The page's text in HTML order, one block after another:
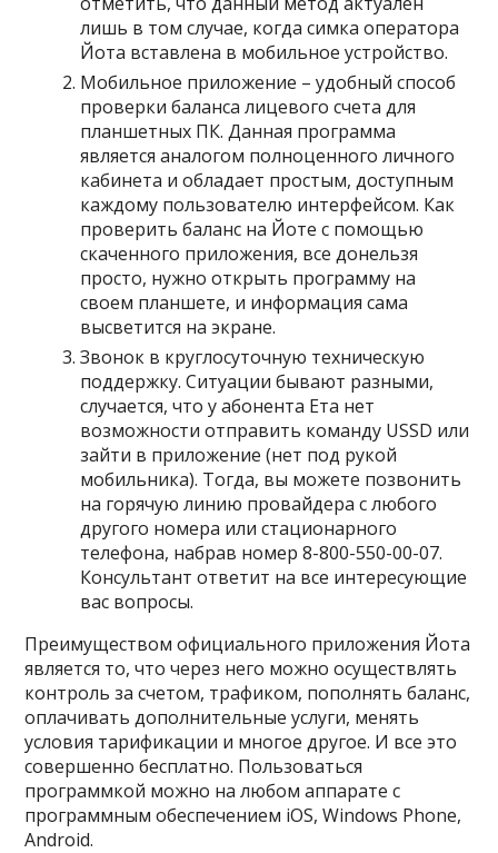
лишь в том случае, когда симка оператора
Йота вставлена в мобильное устройство.
Мобильное приложение – удобный способ
проверки баланса лицевого счета для
планшетных ПК. Данная программа
является аналогом полноценного личного
кабинета и обладает простым, доступным
каждому пользователю интерфейсом. Как
проверить баланс на Йоте с помощью
скаченного приложения, все донельзя
просто, нужно открыть программу на
своем планшете, и информация сама
высветится на экране.
Звонок в круглосуточную техническую
поддержку. Ситуации бывают разными,
случается, что у абонента Ета нет
возможности отправить команду USSD или
зайти в приложение (нет под рукой
мобильника). Тогда, вы можете позвонить
на горячую линию провайдера с любого
другого номера или стационарного
телефона, набрав номер 8-800-550-00-07.
Консультант ответит на все интересующие
вас вопросы.
Преимуществом официального приложения Йота
является то, что через него можно осуществлять
контроль за счетом, трафиком, пополнять баланс,
оплачивать дополнительные услуги, менять
условия тарификации и многое другое. И все это
совершенно бесплатно. Пользоваться
программкой можно на любом аппарате с
программным обеспечением iOS, Windows Phone,
Android.